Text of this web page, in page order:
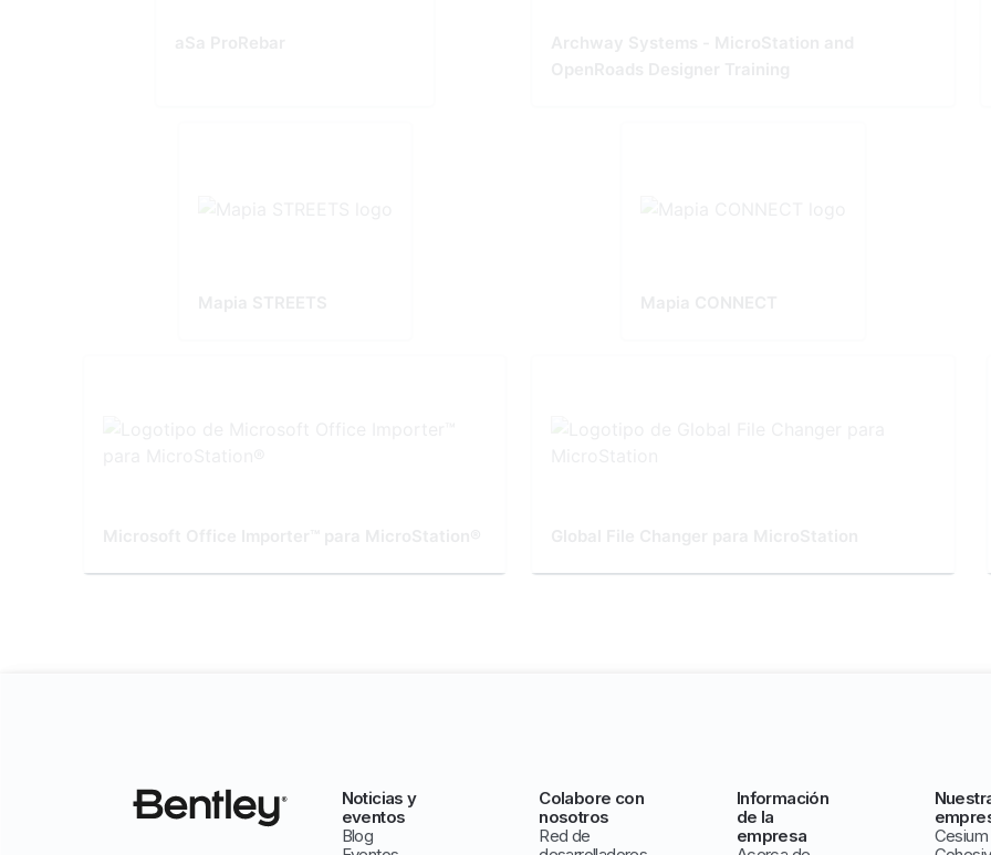
Noticias y
eventos
Blog
Colabore con
nosotros
Red de
Información
de la
empresa
Cesium